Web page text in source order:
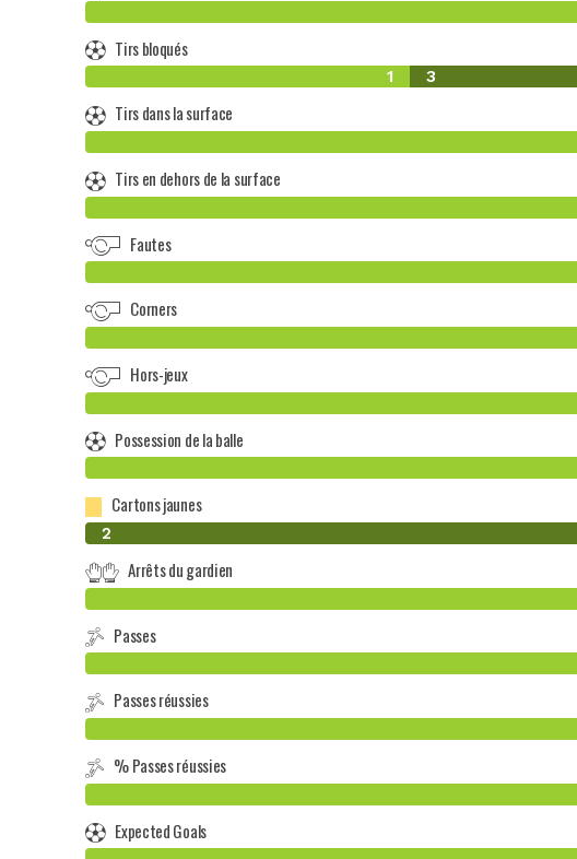
Tirs bloqués
1 3
Tirs dans la surface
Tirs en dehors de la surface
Fautes
Corners
Hors-jeux
Possession de la balle
Cartons jaunes
0
2
Arrêts du gardien
Passes
Passes réussies
% Passes réussies
Expected Goals